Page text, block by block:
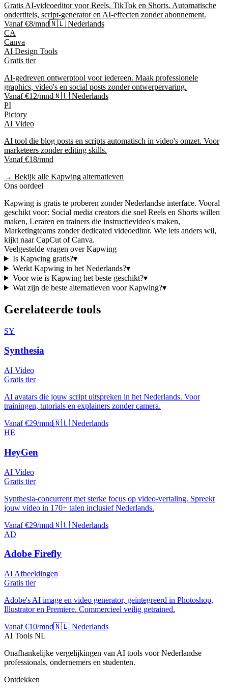
Gratis AI-videoeditor voor Reels, TikTok en Shorts. Automatische
ondertitels, script-generator en AI-effecten zonder abonnement.
Vanaf €8/mnd🇳🇱 Nederlands
CA
Canva
AI Design Tools
Gratis tier
AI-gedreven ontwerptool voor iedereen. Maak professionele
graphics, video's en social posts zonder ontwerpervaring.
Vanaf €12/mnd🇳🇱 Nederlands
PI
Pictory
AI Video
AI tool die blog posts en scripts automatisch in video's omzet. Voor
marketeers zonder editing skills.
Vanaf €18/mnd
→ Bekijk alle Kapwing alternatieven
Ons oordeel
Kapwing is gratis te proberen zonder Nederlandse interface. Vooral
geschikt voor: Social media creators die snel Reels en Shorts willen
maken, Leraren en trainers die instructievideo's maken,
Marketingteams zonder dedicated videoeditor. Wie iets anders wil,
kijkt naar CapCut of Canva.
Veelgestelde vragen overKapwing
Is Kapwinggratis?▾
Werkt Kapwingin het Nederlands?▾
Voor wie is Kapwinghet beste geschikt?▾
Wat zijn de beste alternatieven voorKapwing?▾
Gerelateerde tools
SY
Synthesia
AI Video
Gratis tier
AI avatars die jouw script uitspreken in het Nederlands. Voor
trainingen, tutorials en explainers zonder camera.
Vanaf €29/mnd🇳🇱 Nederlands
HE
HeyGen
AI Video
Gratis tier
Synthesia-concurrent met sterke focus op video-vertaling. Spreekt
jouw video in 170+ talen inclusief Nederlands.
Vanaf €29/mnd🇳🇱 Nederlands
AD
Adobe Firefly
AI Afbeeldingen
Gratis tier
Adobe's AI image en video generator, geïntegreerd in Photoshop,
Illustrator en Premiere. Commercieel veilig getrained.
Vanaf €10/mnd🇳🇱 Nederlands
AI Tools NL
Onafhankelijke vergelijkingen van AI tools voor Nederlandse
professionals, ondernemers en studenten.
Ontdekken